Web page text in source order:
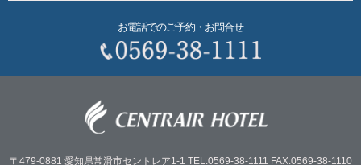
お電話でのご予約・お問合せ
〒479-0881 愛知県常滑市セントレア1-1 TEL.0569-38-1111 FAX.0569-38-1110